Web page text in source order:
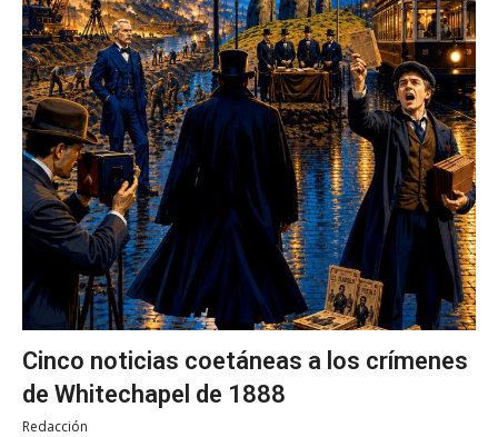
Cinco noticias coetáneas a los crímenes
de Whitechapel de 1888
Redacción